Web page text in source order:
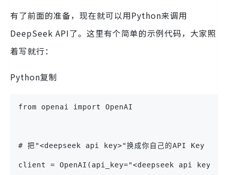
有了前面的准备，现在就可以用Python来调用
DeepSeek API了。这里有个简单的示例代码，大家照
着写就行：
Python复制
from openai import OpenAI
# 把"<deepseek api key>"换成你自己的API Key
client = OpenAI(api_key="<deepseek api